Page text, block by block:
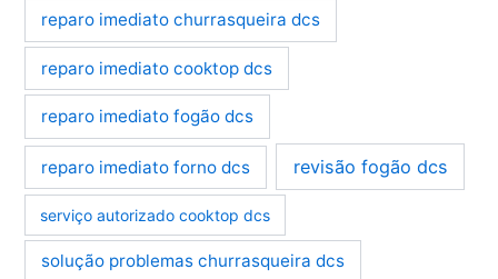
reparo imediato churrasqueira dcs
reparo imediato cooktop dcs
reparo imediato fogão dcs
reparo imediato forno dcs revisão fogão dcs
serviço autorizado cooktop dcs
solução problemas churrasqueira dcs